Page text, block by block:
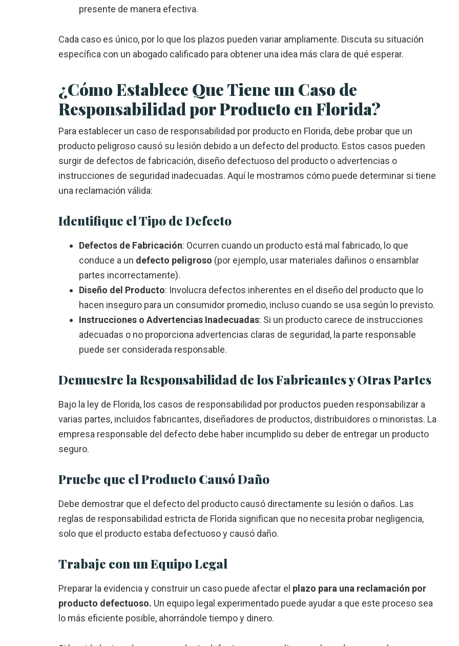
presente de manera efectiva.
Cada caso es único, por lo que los plazos pueden variar ampliamente. Discuta su situación
específica con un abogado calificado para obtener una idea más clara de qué esperar.
¿Cómo Establece Que Tiene un Caso de
Responsabilidad por Producto en Florida?
Para establecer un caso de responsabilidad por producto en Florida, debe probar que un
producto peligroso causó su lesión debido a un defecto del producto. Estos casos pueden
surgir de defectos de fabricación, diseño defectuoso del producto o advertencias o
instrucciones de seguridad inadecuadas. Aquí le mostramos cómo puede determinar si tiene
una reclamación válida:
Identifique el Tipo de Defecto
Defectos de Fabricación: Ocurren cuando un producto está mal fabricado, lo que
conduce a un defecto peligroso (por ejemplo, usar materiales dañinos o ensamblar
partes incorrectamente).
Diseño del Producto: Involucra defectos inherentes en el diseño del producto que lo
hacen inseguro para un consumidor promedio, incluso cuando se usa según lo previsto.
Instrucciones o Advertencias Inadecuadas: Si un producto carece de instrucciones
adecuadas o no proporciona advertencias claras de seguridad, la parte responsable
puede ser considerada responsable.
Demuestre la Responsabilidad de los Fabricantes y Otras Partes
Bajo la ley de Florida, los casos de responsabilidad por productos pueden responsabilizar a
varias partes, incluidos fabricantes, diseñadores de productos, distribuidores o minoristas. La
empresa responsable del defecto debe haber incumplido su deber de entregar un producto
seguro.
Pruebe que el Producto Causó Daño
Debe demostrar que el defecto del producto causó directamente su lesión o daños. Las
reglas de responsabilidad estricta de Florida significan que no necesita probar negligencia,
solo que el producto estaba defectuoso y causó daño.
Trabaje con un Equipo Legal
Preparar la evidencia y construir un caso puede afectar el plazo para una reclamación por
producto defectuoso. Un equipo legal experimentado puede ayudar a que este proceso sea
lo más eficiente posible, ahorrándole tiempo y dinero.